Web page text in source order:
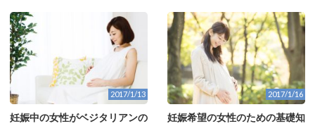
2017/1/13
妊娠中の女性がベジタリアンの
2017/1/16
妊娠希望の女性のための基礎知